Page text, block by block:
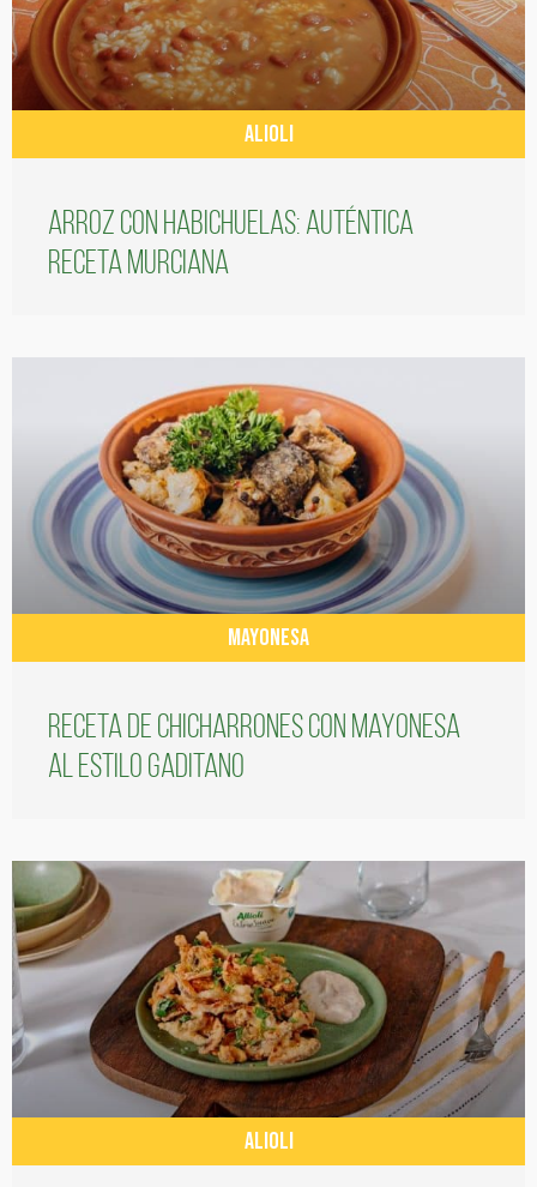
ALIOLI
Arroz con habichuelas: auténtica
receta murciana
MAYONESA
Receta de chicharrones con mayonesa
al estilo gaditano
ALIOLI